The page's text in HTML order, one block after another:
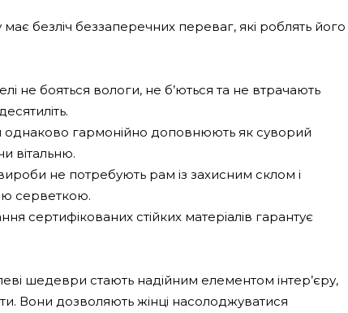
безліч беззаперечних переваг, які роблять його
не бояться вологи, не б’ються та не втрачають
однаково гармонійно доповнюють як суворий
вітальню.
не потребують рам із захисним склом і
серветкою.
сертифікованих стійких матеріалів гарантує
шедеври стають надійним елементом інтер’єру,
Вони дозволяють жінці насолоджуватися